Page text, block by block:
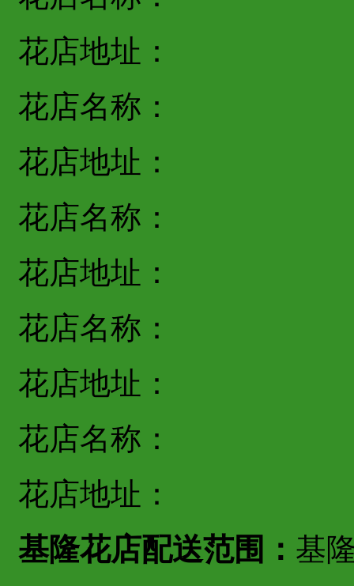
花店地址：
花店名称：
花店地址：
花店名称：
花店地址：
花店名称：
花店地址：
花店名称：
花店地址：
基隆花店配送范围： 基